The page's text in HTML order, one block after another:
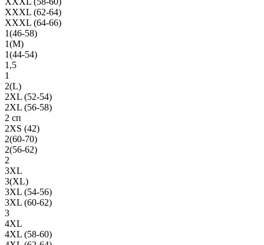
XXXL (62-64)
XXXL (64-66)
1(46-58)
1(М)
1(44-54)
1,5
1
2(L)
2XL (52-54)
2XL (56-58)
2 сп
2XS (42)
2(60-70)
2(56-62)
2
3XL
3(XL)
3XL (54-56)
3XL (60-62)
3
4XL
4XL (58-60)